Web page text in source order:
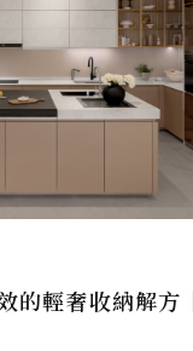
的輕奢收納解方